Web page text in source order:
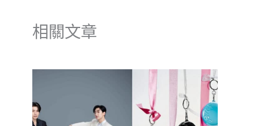
相關文章